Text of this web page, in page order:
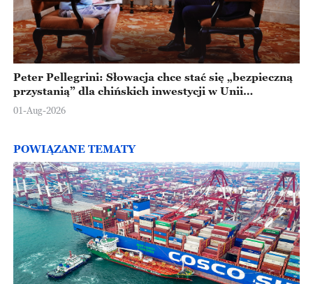
Peter Pellegrini: Słowacja chce stać się „bezpieczną
przystanią” dla chińskich inwestycji w Unii
Europejskiej
01-Aug-2026
POWIĄZANE TEMATY